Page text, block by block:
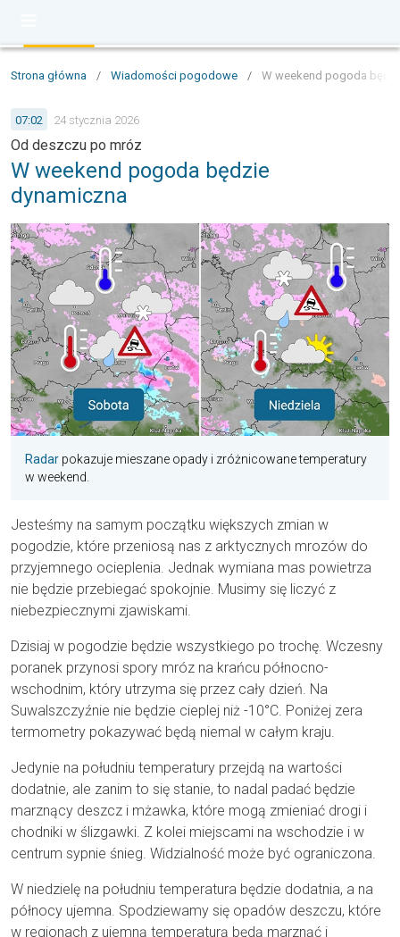
Strona główna / Wiadomości pogodowe / W weekend pogoda
07:02 24 stycznia 2026
Od deszczu po mróz
W weekend pogoda będzie
dynamiczna
Radar pokazuje mieszane opady i zróżnicowane temperatury
w weekend.
Jesteśmy na samym początku większych zmian w
pogodzie, które przeniosą nas z arktycznych mrozów do
przyjemnego ocieplenia. Jednak wymiana mas powietrza
nie będzie przebiegać spokojnie. Musimy się liczyć z
niebezpiecznymi zjawiskami.
Dzisiaj w pogodzie będzie wszystkiego po trochę. Wczesny
poranek przynosi spory mróz na krańcu północno-
wschodnim, który utrzyma się przez cały dzień. Na
Suwalszczyźnie nie będzie cieplej niż -10°C. Poniżej zera
termometry pokazywać będą niemal w całym kraju.
Jedynie na południu temperatury przejdą na wartości
dodatnie, ale zanim to się stanie, to nadal padać będzie
marznący deszcz i mżawka, które mogą zmieniać drogi i
chodniki w ślizgawki. Z kolei miejscami na wschodzie i w
centrum sypnie śnieg. Widzialność może być ograniczona.
W niedzielę na południu temperatura będzie dodatnia, a na
północy ujemna. Spodziewamy się opadów deszczu, które
w regionach z ujemną temperaturą będą marznąć i